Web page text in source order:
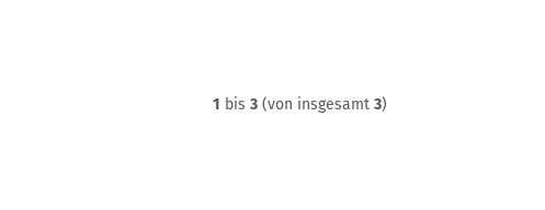
1 bis 3(von insgesamt 3)